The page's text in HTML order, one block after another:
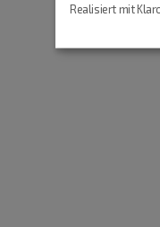
Realisiert mit